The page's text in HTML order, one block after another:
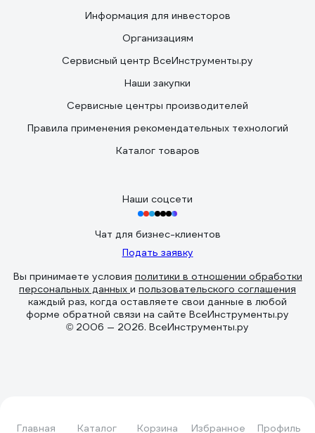
Главная Каталог Корзина Избранное Профиль
Информация для инвесторов
Организациям
Сервисный центр ВсеИнструменты.ру
Наши закупки
Сервисные центры производителей
Правила применения рекомендательных технологий
Каталог товаров
Наши соцсети
Чат для бизнес-клиентов
Подать заявку
Вы принимаете условия политики в отношении обработки
персональных данных и пользовательского соглашения
каждый раз, когда оставляете свои данные в любой
форме обратной связи на сайте ВсеИнструменты.ру
© 2006 — 2026. ВсеИнструменты.ру